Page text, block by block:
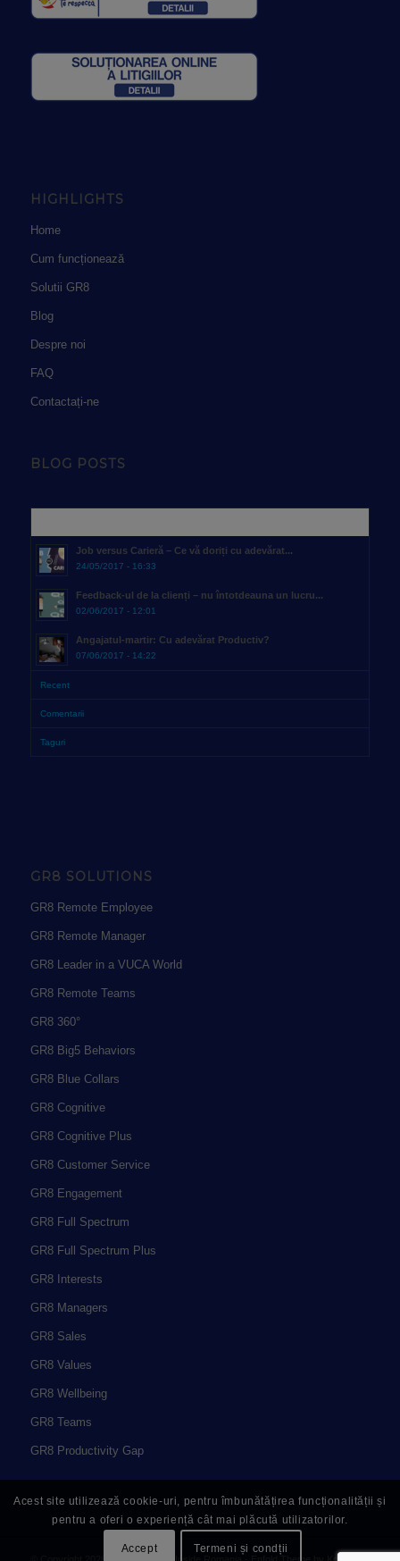
HIGHLIGHTS
Home
Cum funcționează
Solutii GR8
Blog
Despre noi
FAQ
Contactați-ne
BLOG POSTS
Job versus Carieră – Ce vă doriți cu adevărat...
24/05/2017 - 16:33
Feedback-ul de la clienți – nu întotdeauna un lucru...
02/06/2017 - 12:01
Angajatul-martir: Cu adevărat Productiv?
07/06/2017 - 14:22
Recent
Comentarii
Taguri
GR8 SOLUTIONS
GR8 Remote Employee
GR8 Remote Manager
GR8 Leader in a VUCA World
GR8 Remote Teams
GR8 360°
GR8 Big5 Behaviors
GR8 Blue Collars
GR8 Cognitive
GR8 Cognitive Plus
GR8 Customer Service
GR8 Engagement
GR8 Full Spectrum
GR8 Full Spectrum Plus
GR8 Interests
GR8 Managers
GR8 Sales
GR8 Values
GR8 Wellbeing
GR8 Teams
GR8 Productivity Gap
Acest site utilizează cookie-uri, pentru îmbunătățirea funcționalității și
pentru a oferi o experiență cât mai plăcută utilizatorilor.
Accept Termeni și condții